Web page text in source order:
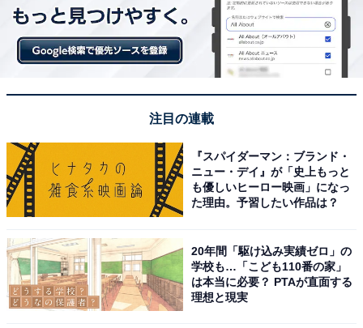
「下松市」は、瀬戸内海に面する臨海工業都市で、近隣
の周南市や光市を含む周南地区における商圏の中心地。
市内には、映画館のある複合商業施設「ゆめタウン下
村合併を拒否し独立独歩の道を選び、実際に人口を微増
させている。行政の人が市民の声をよく聞いている方だ
と思う」との意見もありました。
＞5位までの全ランキング結果を見る
注目の連載
『スパイダーマン：ブランド・
ニュー・デイ』が「史上もっと
も優しいヒーロー映画」になっ
た理由。予習したい作品は？
20年間「駆け込み実績ゼロ」の
学校も…「こども110番の家」
は本当に必要？ PTAが直面する
理想と現実